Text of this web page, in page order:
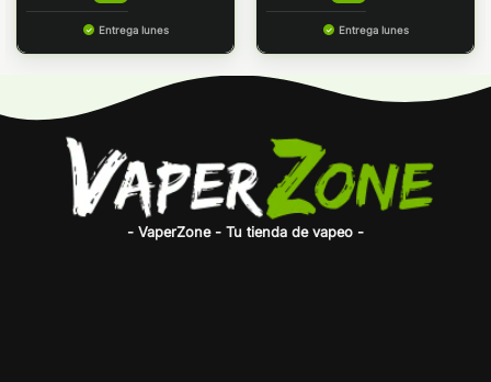
Entrega lunes Entrega lunes
- VaperZone - Tu tienda de vapeo -